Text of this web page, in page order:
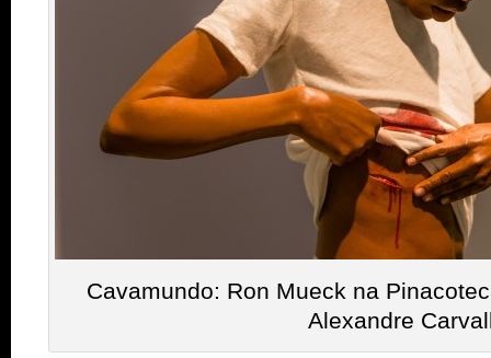
Cavamundo: Ron Mueck na
Alexandre